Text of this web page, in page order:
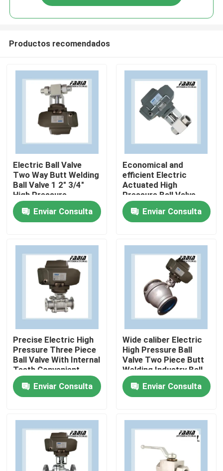
En casa
Productos
Los vídeos
Sobre nosotros
Recorrido por la fábrica
Control de calidad
Contacta con nosotros
Vávula de bola neumática
Válvula de mariposa neumática
Productos recomendados
Electric Ball Valve
Two Way Butt Welding
Ball Valve 1 2" 3/4"
High Pressure
Enviar Consulta
Economical and
efficient Electric
Actuated High
Pressure Ball Valve
Two Way
Enviar Consulta
Precise Electric High
Pressure Three Piece
Ball Valve With Internal
Teeth Convenient
Enviar Consulta
Wide caliber Electric
High Pressure Ball
Valve Two Piece Butt
Welding Industry Ball
Valve
Enviar Consulta